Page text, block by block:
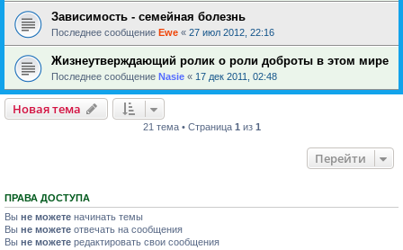
Зависимость - семейная болезнь
Последнее сообщение Ewe « 27 июл 2012, 22:16
Жизнеутверждающий ролик о роли доброты в этом мире
Последнее сообщение Nasie « 17 дек 2011, 02:48
Новая тема
21 тема • Страница 1 из 1
Перейти
ПРАВА ДОСТУПА
Вы не можете начинать темы
Вы не можете отвечать на сообщения
Вы не можете редактировать свои сообщения